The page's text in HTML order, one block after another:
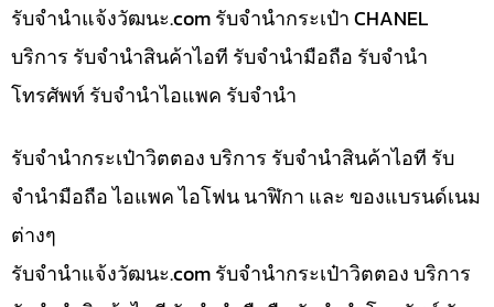
รับจํานําแจ้งวัฒนะ.com รับจำนำกระเป๋า CHANEL
บริการ รับจำนำสินค้าไอที รับจำนำมือถือ รับจำนำ
โทรศัพท์ รับจำนำไอแพค รับจำนำ
รับจำนำกระเป๋าวิตตอง บริการ รับจำนำสินค้าไอที รับ
จำนำมือถือ ไอแพค ไอโฟน นาฬิกา และ ของแบรนด์เนม
ต่างๆ
รับจํานําแจ้งวัฒนะ.com รับจำนำกระเป๋าวิตตอง บริการ